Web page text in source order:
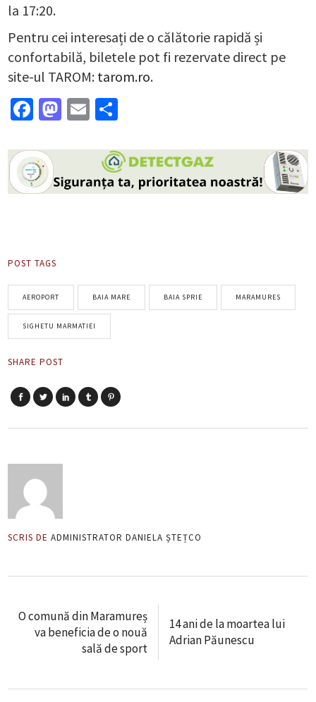
la 17:20.
Pentru cei interesați de o călătorie rapidă și
confortabilă, biletele pot fi rezervate direct pe
site-ul TAROM: tarom.ro.
Facebook
Mastodon
Email
POST TAGS
AEROPORT BAIA MARE BAIA SPRIE MARAMURES
SIGHETU MARMATIEI
SHARE POST
SCRIS DE ADMINISTRATOR DANIELA ȘTEȚCO
O comună din Maramureș
va beneficia de o nouă
sală de sport
14 ani de la moartea lui
Adrian Păunescu